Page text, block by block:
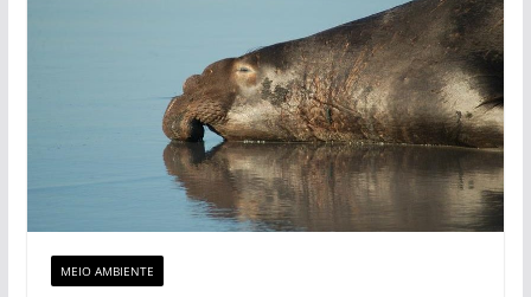
MEIO AMBIENTE